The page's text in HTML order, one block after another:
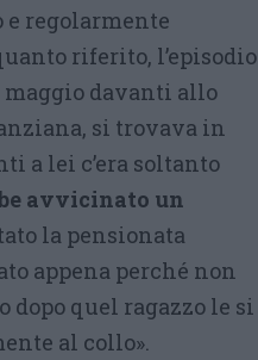
e regolarmente
riferito, l’episodio
maggio davanti allo
si trovava in
a lei c’era soltanto
avvicinato un
la pensionata
appena perché non
dopo quel ragazzo le si
al collo».